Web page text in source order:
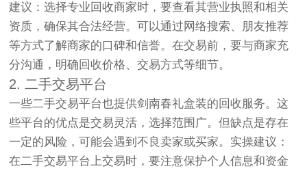
建议：选择专业回收商家时，要查看其营业执照和相关
资质，确保其合法经营。可以通过网络搜索、朋友推荐
等方式了解商家的口碑和信誉。在交易前，要与商家充
分沟通，明确回收价格、交易方式等细节。
2. 二手交易平台
一些二手交易平台也提供剑南春礼盒装的回收服务。这
些平台的优点是交易灵活，选择范围广。但缺点是存在
一定的风险，可能会遇到不良卖家或买家。实操建议：
在二手交易平台上交易时，要注意保护个人信息和资金